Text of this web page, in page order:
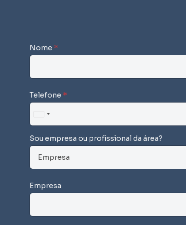
Nome *
Telefone *
n
i
S
Sou empresa ou profissional da área?
Empresa